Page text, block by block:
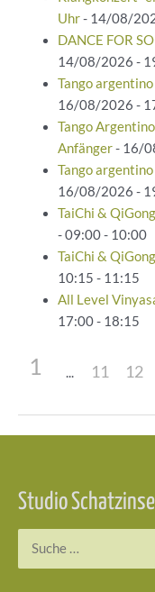
Uhr- 14/08/
DANCE FOR
14/08/2026 -
Tango
16/08/2026 -
Tango
Anfänger- 16/
Tango
16/08/2026 -
TaiChi &
- 09:00 - 10:00
TaiChi &
10:15 - 11:15
All Level
17:00 - 18:15
1 11 12
Studio Schatzinsel